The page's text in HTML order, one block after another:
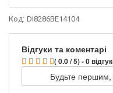
Код: DI8286BE14104
Відгуки та коментарі
( 0.0 / 5) - 0
Будьте першим,